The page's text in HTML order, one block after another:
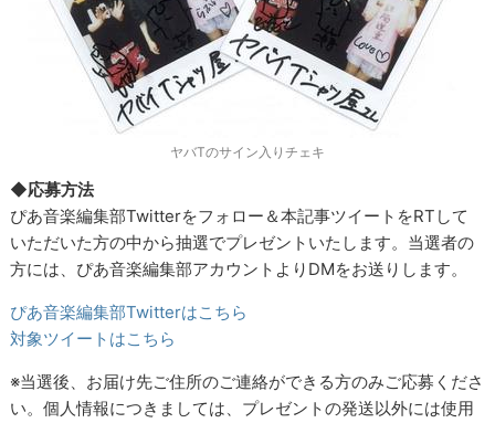
ヤバTのサイン入りチェキ
◆応募方法
ぴあ音楽編集部Twitterをフォロー＆本記事ツイートをRTして
いただいた方の中から抽選でプレゼントいたします。当選者の
方には、ぴあ音楽編集部アカウントよりDMをお送りします。
ぴあ音楽編集部Twitterはこちら
対象ツイートはこちら
※当選後、お届け先ご住所のご連絡ができる方のみご応募くださ
い。個人情報につきましては、プレゼントの発送以外には使用